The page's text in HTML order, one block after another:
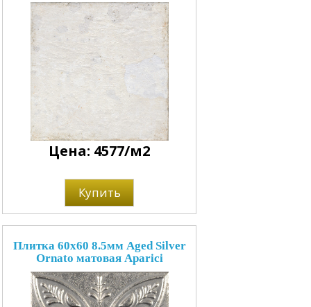
Цена: 4577/м2
Купить
Плитка 60x60 8.5мм Aged Silver
Ornato матовая Aparici